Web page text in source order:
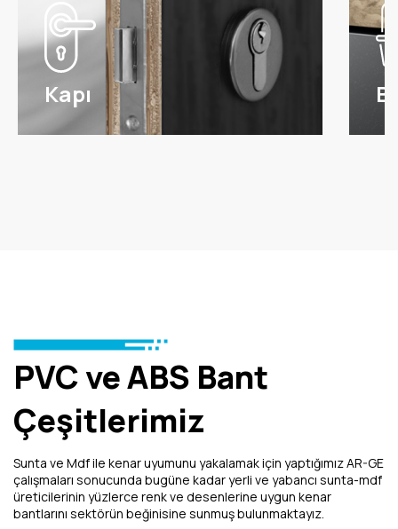
Kapı
PVC ve ABS Bant
Çeşitlerimiz
Sunta ve Mdf ile kenar uyumunu yakalamak için yaptığımız AR-GE
çalışmaları sonucunda bugüne kadar yerli ve yabancı sunta-mdf
üreticilerinin yüzlerce renk ve desenlerine uygun kenar
bantlarını sektörün beğinisine sunmuş bulunmaktayız.